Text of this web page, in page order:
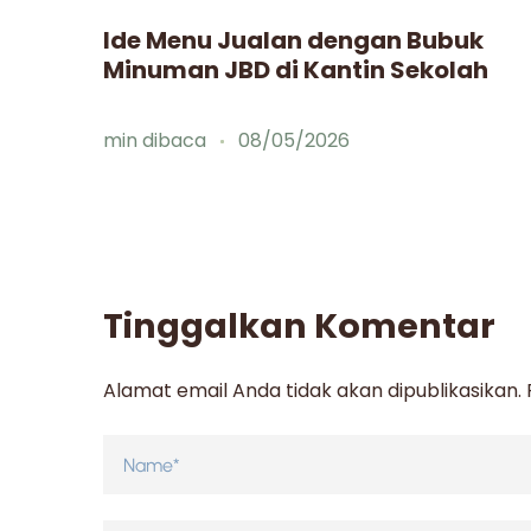
Ide Menu Jualan dengan Bubuk
Minuman JBD di Kantin Sekolah
min dibaca 08/05/2026
Tinggalkan Komentar
Alamat email Anda tidak akan dipublikasikan.